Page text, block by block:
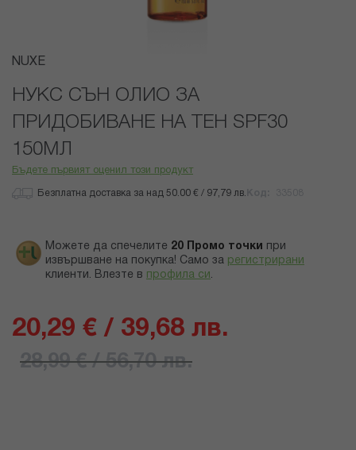
Преминете
началото
галерия
със
снимки
NUXE
НУКС СЪН ОЛИО ЗА
ПРИДОБИВАНЕ НА ТЕН SPF30
150МЛ
Бъдете първият оценил този продукт
Безплатна доставка за над 50.00 € / 97,79 лв.
Можете да спечелите 20 Промо точки
при
извършване на покупка! Само за регистрирани
клиенти. Влезте в профила си .
20,29 € / 39,68 лв.
28,99 € / 56,70 лв.